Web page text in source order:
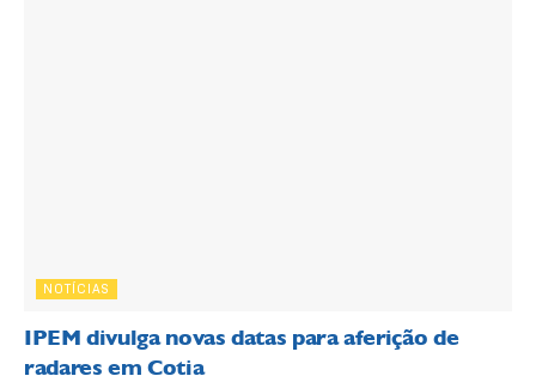
NOTÍCIAS
IPEM divulga novas datas para aferição de
radares em Cotia